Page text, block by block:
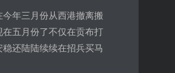
年三月份从西港撤离搬
五月份了不仅在贡布打
还陆陆续续在招兵买马